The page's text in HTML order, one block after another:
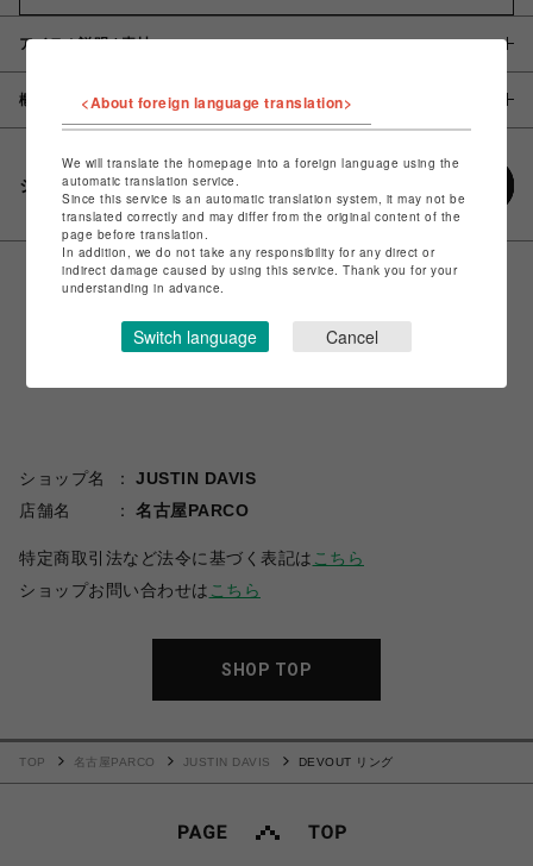
アイテム説明 / 素材
概要
シェアする
ショップ名
JUSTIN DAVIS
店舗名
名古屋PARCO
特定商取引法など法令に基づく表記は こちら
ショップお問い合わせは こちら
SHOP TOP
TOP 名古屋PARCO JUSTIN DAVIS DEVOUT リング
<About foreign language translation>
We will translate the homepage into a foreign language using the
automatic translation service.
Since this service is an automatic translation system, it may not be
translated correctly and may differ from the original content of the
page before translation.
In addition, we do not take any responsibility for any direct or
indirect damage caused by using this service. Thank you for your
understanding in advance.
Switch language Cancel